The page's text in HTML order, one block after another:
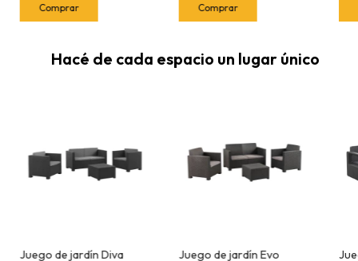
Hacé de cada espacio un lugar único
Juego de jardín Diva Juego de jardín Evo